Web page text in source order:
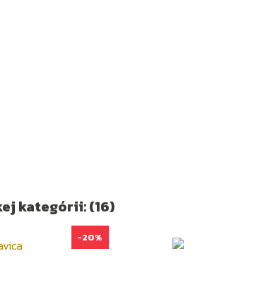
kategórii: (16)
-20%